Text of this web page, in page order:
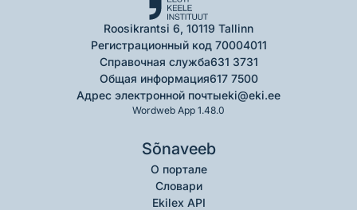
Roosikrantsi 6, 10119 Tallinn
Регистрационный код 70004011
Справочная служба631 3731
Общая информация617 7500
Адрес электронной почтыeki@eki.ee
Wordweb App 1.48.0
Sõnaveeb
О портале
Словари
Ekilex API